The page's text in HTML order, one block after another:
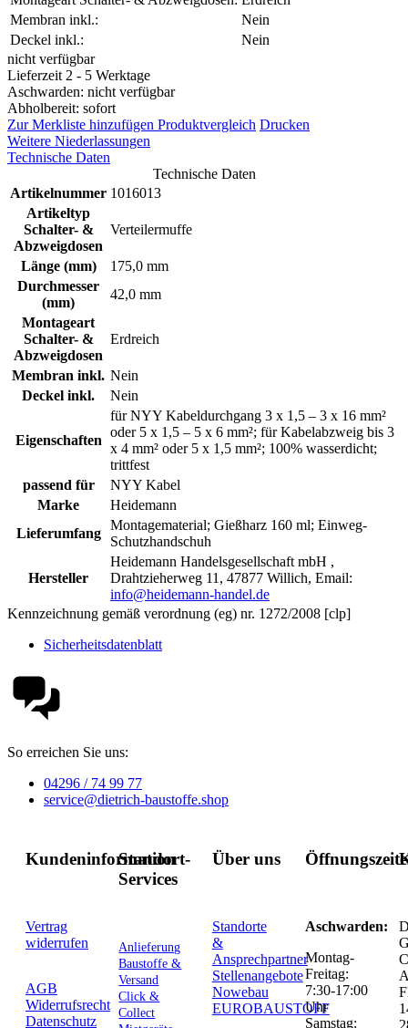
Membran inkl.:
Nein
Deckel inkl.:
Nein
nicht verfügbar
Lieferzeit 2 - 5 Werktage
Aschwarden: nicht verfügbar
Abholbereit: sofort
Zur Merkliste hinzufügen Produktvergleich Drucken
Weitere Niederlassungen
Technische Daten
Technische Daten
Artikelnummer 1016013
Artikeltyp
Schalter- &
Abzweigdosen
Verteilermuffe
Länge (mm)
175,0 mm
Durchmesser
(mm)
42,0 mm
Montageart
Schalter- &
Abzweigdosen
Erdreich
Membran inkl. Nein
Deckel inkl.
Nein
Eigenschaften
für NYY Kabeldurchgang 3 x 1,5 – 3 x 16 mm²
oder 5 x 1,5 – 5 x 6 mm²; für Kabelabzweig bis 3
x 4 mm² oder 5 x 1,5 mm²; 100% wasserdicht;
trittfest
passend für
NYY Kabel
Marke
Heidemann
Lieferumfang
Montagematerial; Gießharz 160 ml; Einweg-
Schutzhandschuh
Hersteller
Heidemann Handelsgesellschaft mbH ,
Drahtzieherweg 11, 47877 Willich, Email:
info@heidemann-handel.de
Kennzeichnung gemäß verordnung (eg) nr. 1272/2008 [clp]
Sicherheitsdatenblatt
So erreichen Sie uns:
04296 / 74 99 77
service@dietrich-baustoffe.shop
Kundeninformation
Vertrag
widerrufen
AGB
Widerrufsrecht
Datenschutz
Standort-
Services
Anlieferung
Baustoffe &
Versand
Click &
Collect
Über uns
Standorte
&
Ansprechpartner
Stellenangebote
Nowebau
EUROBAUSTOFF
Aschwarden:
Montag-
Freitag:
7:30-17:00
Uhr
Samstag: